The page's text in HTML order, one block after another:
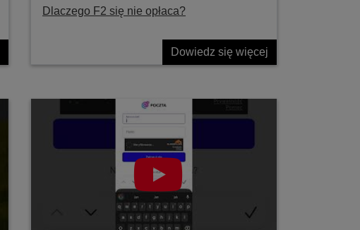
Dlaczego F2 się nie opłaca?
Dowiedz się więcej